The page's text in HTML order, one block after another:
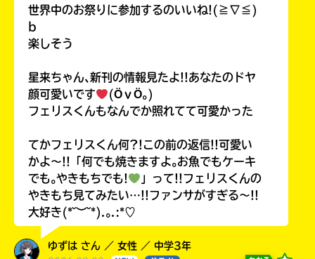
世界中のお祭りに参加するのいいね!(≧∇≦)
b
楽しそう
星来ちゃん､新刊の情報見たよ!!あなたのドヤ
顔可愛いです
(ӦｖӦ｡)
フェリスくんもなんでか照れてて可愛かった
てかフェリスくん何?!この前の返信!!可愛い
かよ〜!!「何でも焼きますよ｡お魚でもケーキ
でも｡やきもちでも!
」って!!フェリスくんの
やきもち見てみたい…!!ファンサがすぎる〜!!
大好き(*˘︶˘*).｡.:*♡
ゆずは さん ／ 女性 ／ 中学3年